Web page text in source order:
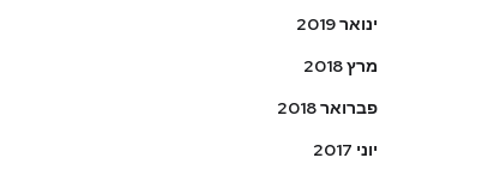
ינואר 2019
מרץ 2018
פברואר 2018
יוני 2017